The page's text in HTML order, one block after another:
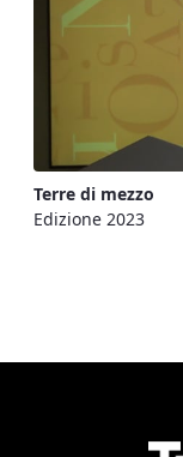
Terre di mezzo
Edizione 2023